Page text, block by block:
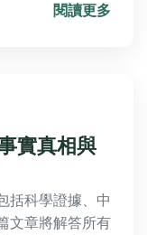
顧要點及安全提
閱讀更多
實真相與
括科學證據、中
文章將解答所有